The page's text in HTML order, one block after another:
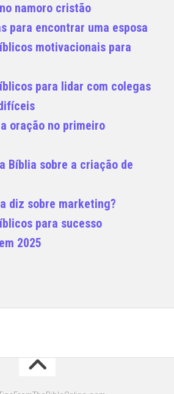
namoro cristão
para encontrar uma esposa
motivacionais para
para lidar com colegas
oração no primeiro
Bíblia sobre a criação de
diz sobre marketing?
para sucesso
2025